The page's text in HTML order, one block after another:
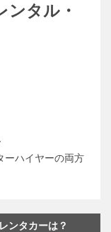
ンタル・
ーハイヤーの両方
ンタカーは？